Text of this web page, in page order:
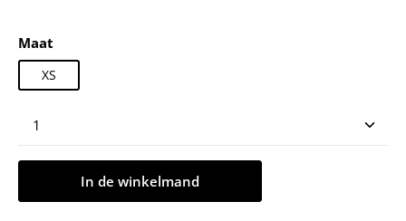
Selecteer
Maat
XS
Producthoeveelheid: Voer de gewenste
In de winkelmand